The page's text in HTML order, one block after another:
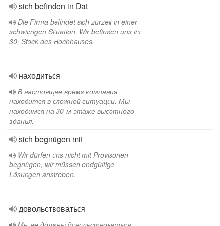
sich befinden in Dat
Die Firma befindet sich zurzeit in einer
schwierigen Situation. Wir befinden uns im
30. Stock des Hochhauses.
находиться
В настоящее время компания
находится в сложной ситуации. Мы
находимся на 30-м этаже высотного
здания.
sich begnügen mit
Wir dürfen uns nicht mit Provisorien
begnügen, wir müssen endgültige
Lösungen anstreben.
довольствоваться
Мы не должны довольствоваться